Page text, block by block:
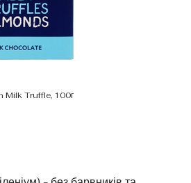
Milk Truffle, 100г